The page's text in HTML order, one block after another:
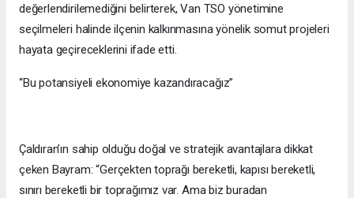
değerlendirilemediğini belirterek, Van TSO yönetimine
seçilmeleri halinde ilçenin kalkınmasına yönelik somut projeleri
hayata geçireceklerini ifade etti.
“Bu potansiyeli ekonomiye kazandıracağız”
Çaldıran’ın sahip olduğu doğal ve stratejik avantajlara dikkat
çeken Bayram: “Gerçekten toprağı bereketli, kapısı bereketli,
sınırı bereketli bir toprağımız var. Ama biz buradan